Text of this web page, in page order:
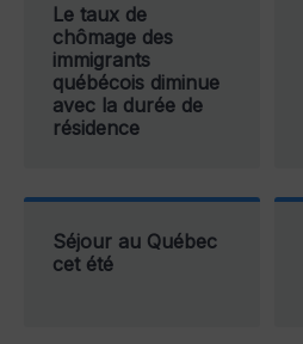
Le taux de
chômage des
immigrants
québécois diminue
avec la durée de
résidence
Séjour au Québec
cet été